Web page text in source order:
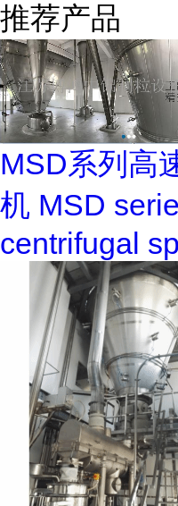
推荐产品
MSD系列高
机 MSD
centrifugal